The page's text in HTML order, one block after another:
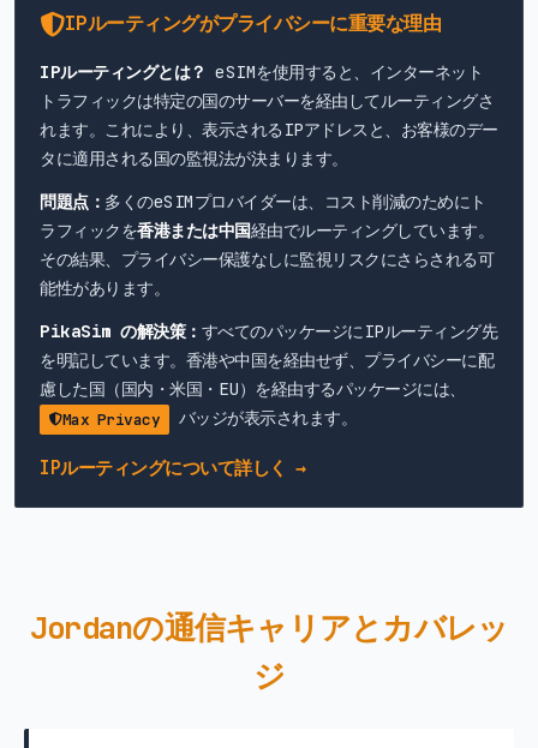
IPルーティングがプライバシーに重要な理由
IPルーティングとは？ eSIMを使用すると、インターネット
トラフィックは特定の国のサーバーを経由してルーティングさ
れます。これにより、表示されるIPアドレスと、お客様のデー
タに適用される国の監視法が決まります。
問題点： 多くのeSIMプロバイダーは、コスト削減のためにト
ラフィックを香港または中国経由でルーティングしています。
その結果、プライバシー保護なしに監視リスクにさらされる可
能性があります。
PikaSim の解決策： すべてのパッケージにIPルーティング先
を明記しています。香港や中国を経由せず、プライバシーに配
慮した国（国内・米国・EU）を経由するパッケージには、
Max Privacy バッジが表示されます。
IPルーティングについて詳しく →
Jordanの通信キャリアとカバレッ
ジ